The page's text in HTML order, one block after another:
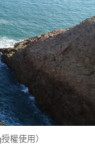
權使用）